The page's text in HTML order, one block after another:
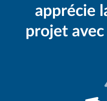
apprécie
projet